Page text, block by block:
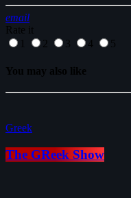
email
Rate it
1
2 3 4 5
You may also like
Greek
The GReek Show